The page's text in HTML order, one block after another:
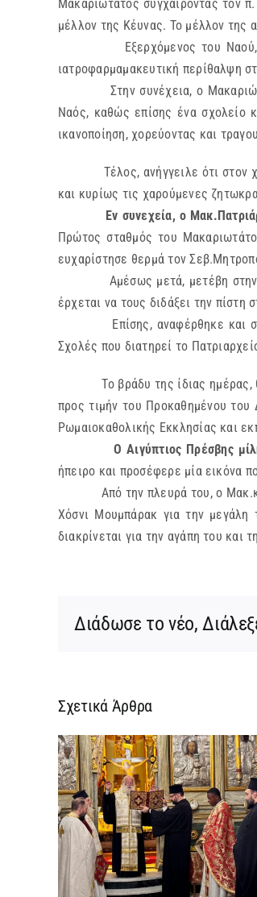
Μακαριώτατος συγχαίροντας τον
μέλλον της Κέυνας. Το μέλλον της
Εξερχόμενος του Ναού, ο
ιατροφαρμαμακευτική περίθαλψη
Στην συνέχεια, ο
Ναός, καθώς επίσης ένα σχολείο
ικανοποίηση, χορεύοντας και
Τέλος, ανήγγειλε ότι στον χώρο
και κυρίως τις χαρούμενες
Εν συνεχεία, ο
Πρώτος σταθμός του
ευχαρίστησε θερμά τον
Αμέσως μετά, μετέβη στην
έρχεται να τους διδάξει την
Επίσης, αναφέρθηκε και στην
Σχολές που διατηρεί το
Το βράδυ της ίδιας ημέρας,
προς τιμήν του Προκαθημένου
Ρωμαιοκαθολικής Εκκλησίας και
Ο Αιγύπτιος Πρέσβης
ήπειρο και προσέφερε μία εικόνα
Από την πλευρά του, ο
Χόσνι Μουμπάρακ για την μεγάλη
διακρίνεται για την αγάπη του
Διάδωσε το νέο,
Σχετικά Άρθρα
Ίδρυση
Ιεράς
Μονής και
κουρά δύο νέων
μοναζουσών